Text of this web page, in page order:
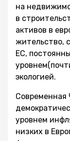
на
в
активов в
жительство,
ЕС,
экологией.
Современная
уровнем
низких в